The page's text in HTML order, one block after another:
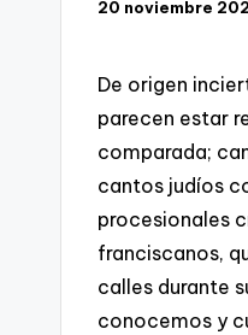
20 noviembre
De origen
parecen estar
comparada;
cantos judíos
procesionales
franciscanos,
calles durante
conocemos y